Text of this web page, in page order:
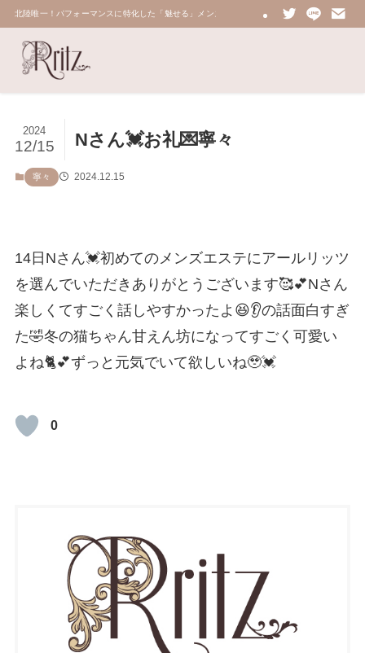
北陸唯一！パフォーマンスに特化した「魅せる」メンズエステ 鼠蹊部・密着・総合技術力
Nさん💓お礼💌寧々
2024
12/15
寧々 2024.12.15
14日Nさん💓初めてのメンズエステにアールリッツ
を選んでいただきありがとうございます🥰💕Nさん
楽しくてすごく話しやすかったよ😆👂の話面白すぎ
た🤣冬の猫ちゃん甘えん坊になってすごく可愛い
よね🐈💕ずっと元気でいて欲しいね🥹💓
0